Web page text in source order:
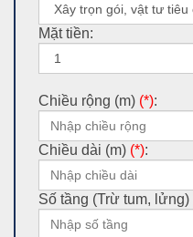
Mặt tiền:
Chiều rộng (m) (*):
Chiều dài (m) (*):
Số tầng (Trừ tum, lửng)